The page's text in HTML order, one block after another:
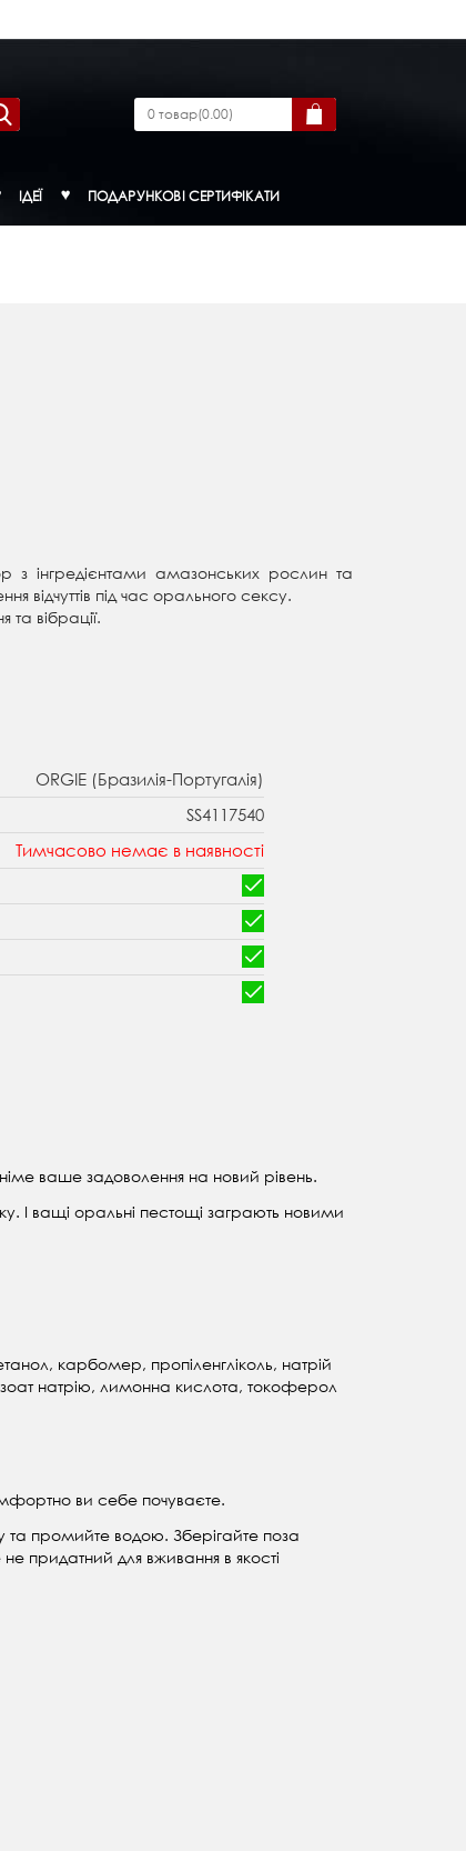
0товар(0.00)
ІДЕЇ ПОДАРУНКОВІ СЕРТИФІКАТИ
з інгредієнтами амазонських рослин та
відчуттів під час орального сексу.
та вібрації.
ORGIE (Бразилія-Португалія)
SS4117540
Тимчасово немає в наявності
ваше задоволення на новий рівень.
І ващі оральні пестощі заграють новими
карбомер, пропіленгліколь, натрій
натрію, лимонна кислота, токоферол
ви себе почуваєте.
промийте водою. Зберігайте поза
придатний для вживання в якості